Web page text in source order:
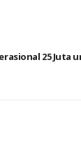
25 Juta